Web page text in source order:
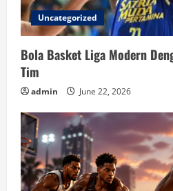
Uncategorized
Bola Basket Liga Modern
Tim
admin June 22, 2026